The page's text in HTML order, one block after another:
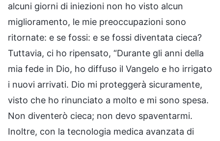
alcuni giorni di iniezioni non ho visto alcun
miglioramento, le mie preoccupazioni sono
ritornate: e se fossi: e se fossi diventata cieca?
Tuttavia, ci ho ripensato, “Durante gli anni della
mia fede in Dio, ho diffuso il Vangelo e ho irrigato
i nuovi arrivati. Dio mi proteggerà sicuramente,
visto che ho rinunciato a molto e mi sono spesa.
Non diventerò cieca; non devo spaventarmi.
Inoltre, con la tecnologia medica avanzata di